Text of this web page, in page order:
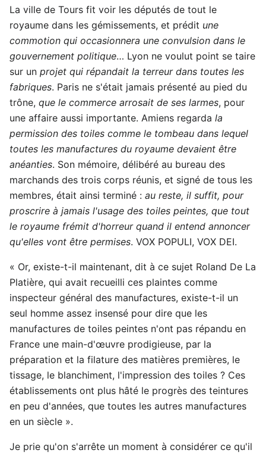
La ville de Tours fit voir les députés de tout le
royaume dans les gémissements, et prédit une
commotion qui occasionnera une convulsion dans le
gouvernement politique… Lyon ne voulut point se taire
sur un projet qui répandait la terreur dans toutes les
fabriques. Paris ne s'était jamais présenté au pied du
trône, que le commerce arrosait de ses larmes, pour
une affaire aussi importante. Amiens regarda la
permission des toiles comme le tombeau dans lequel
toutes les manufactures du royaume devaient être
anéanties. Son mémoire, délibéré au bureau des
marchands des trois corps réunis, et signé de tous les
membres, était ainsi terminé : au reste, il suffit, pour
proscrire à jamais l'usage des toiles peintes, que tout
le royaume frémit d'horreur quand il entend annoncer
qu'elles vont être permises. VOX POPULI, VOX DEI.
« Or, existe-t-il maintenant, dit à ce sujet Roland De La
Platière, qui avait recueilli ces plaintes comme
inspecteur général des manufactures, existe-t-il un
seul homme assez insensé pour dire que les
manufactures de toiles peintes n'ont pas répandu en
France une main-d'œuvre prodigieuse, par la
préparation et la filature des matières premières, le
tissage, le blanchiment, l'impression des toiles ? Ces
établissements ont plus hâté le progrès des teintures
en peu d'années, que toutes les autres manufactures
en un siècle ».
Je prie qu'on s'arrête un moment à considérer ce qu'il